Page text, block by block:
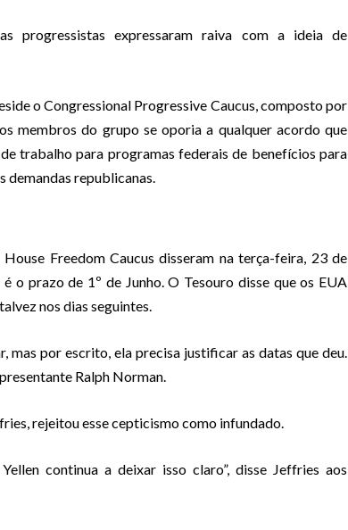
progressistas expressaram raiva com a ideia de
o Congressional Progressive Caucus, composto por
membros do grupo se oporia a qualquer acordo que
trabalho para programas federais de benefícios para
demandas republicanas.
Freedom Caucus disseram na terça-feira, 23 de
o prazo de 1º de Junho. O Tesouro disse que os EUA
nos dias seguintes.
mas por escrito, ela precisa justificar as datas que deu.
Ralph Norman.
rejeitou esse cepticismo como infundado.
continua a deixar isso claro”, disse Jeffries aos